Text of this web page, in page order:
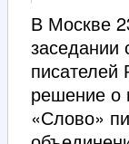
В Москве
заседании
писателей
решение о
«Слово»